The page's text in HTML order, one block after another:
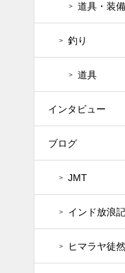
道具・装備
釣り
道具
インタビュー
ブログ
JMT
インド放浪記
ヒマラヤ徒